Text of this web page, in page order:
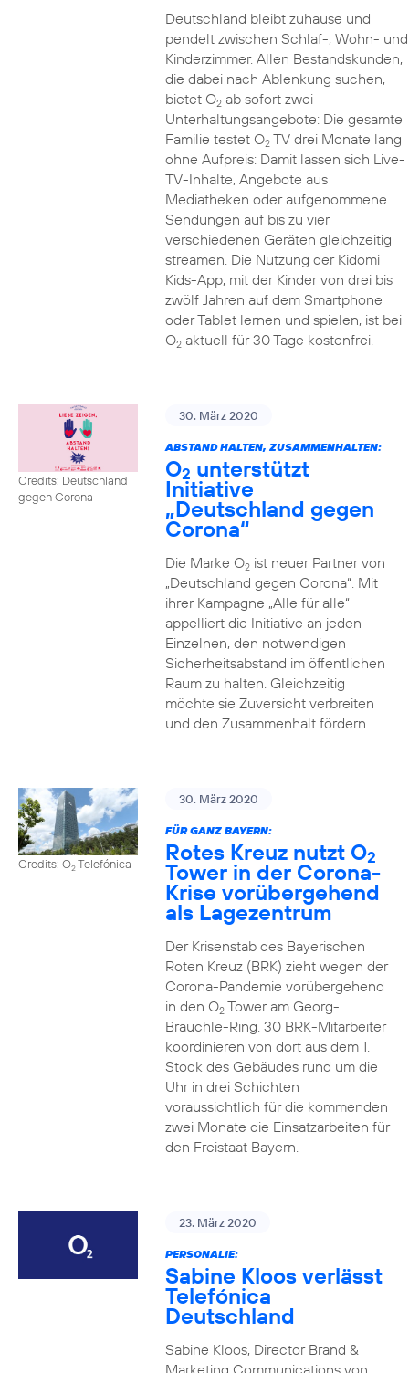
Deutschland bleibt zuhause und
pendelt zwischen Schlaf-, Wohn- und
Kinderzimmer. Allen Bestandskunden,
die dabei nach Ablenkung suchen,
bietet O2ab sofort zwei
Unterhaltungsangebote: Die gesamte
Familie testet O2TV drei Monate lang
ohne Aufpreis: Damit lassen sich Live-
TV-Inhalte, Angebote aus
Mediatheken oder aufgenommene
Sendungen auf bis zu vier
verschiedenen Geräten gleichzeitig
streamen. Die Nutzung der Kidomi
Kids-App, mit der Kinder von drei bis
zwölf Jahren auf dem Smartphone
oder Tablet lernen und spielen, ist bei
O2aktuell für 30 Tage kostenfrei.
Credits: Deutschland
gegen Corona
30. März 2020
ABSTAND HALTEN, ZUSAMMENHALTEN:
O2 unterstützt
Initiative
„Deutschland gegen
Corona“
Die Marke O2ist neuer Partner von
„Deutschland gegen Corona“. Mit
ihrer Kampagne „Alle für alle“
appelliert die Initiative an jeden
Einzelnen, den notwendigen
Sicherheitsabstand im öffentlichen
Raum zu halten. Gleichzeitig
möchte sie Zuversicht verbreiten
und den Zusammenhalt fördern.
Credits: O2Telefónica
30. März 2020
FÜR GANZ BAYERN:
Rotes Kreuz nutzt O2
Tower in der Corona-
Krise vorübergehend
als Lagezentrum
Der Krisenstab des Bayerischen
Roten Kreuz (BRK) zieht wegen der
Corona-Pandemie vorübergehend
in den O2Tower am Georg-
Brauchle-Ring. 30 BRK-Mitarbeiter
koordinieren von dort aus dem 1.
Stock des Gebäudes rund um die
Uhr in drei Schichten
voraussichtlich für die kommenden
zwei Monate die Einsatzarbeiten für
den Freistaat Bayern.
23. März 2020
PERSONALIE:
Sabine Kloos verlässt
Telefónica
Deutschland
Sabine Kloos, Director Brand &
Marketing Communications von